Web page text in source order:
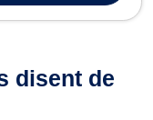
disent de